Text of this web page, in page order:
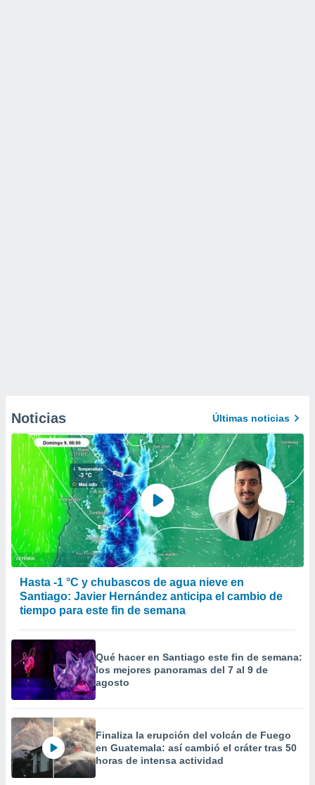
Noticias Últimas noticias
Hasta -1 °C y chubascos de agua nieve en
Santiago: Javier Hernández anticipa el cambio de
tiempo para este fin de semana
Qué hacer en Santiago este fin de semana:
los mejores panoramas del 7 al 9 de
agosto
Finaliza la erupción del volcán de Fuego
en Guatemala: así cambió el cráter tras 50
horas de intensa actividad